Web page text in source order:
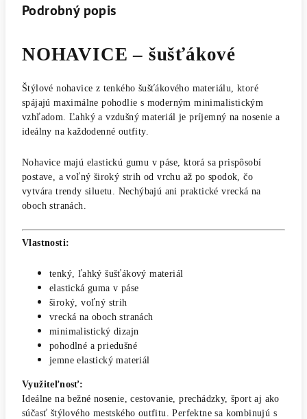
Podrobný popis
NOHAVICE – šušťákové
Štýlové nohavice z tenkého šušťákového materiálu, ktoré
spájajú maximálne pohodlie s moderným minimalistickým
vzhľadom. Ľahký a vzdušný materiál je príjemný na nosenie a
ideálny na každodenné outfity.
Nohavice majú elastickú gumu v páse, ktorá sa prispôsobí
postave, a voľný široký strih od vrchu až po spodok, čo
vytvára trendy siluetu. Nechýbajú ani praktické vrecká na
oboch stranách.
Vlastnosti:
tenký, ľahký šušťákový materiál
elastická guma v páse
široký, voľný strih
vrecká na oboch stranách
minimalistický dizajn
pohodlné a priedušné
jemne elastický materiál
Využiteľnosť:
Ideálne na bežné nosenie, cestovanie, prechádzky, šport aj ako
súčasť štýlového mestského outfitu. Perfektne sa kombinujú s